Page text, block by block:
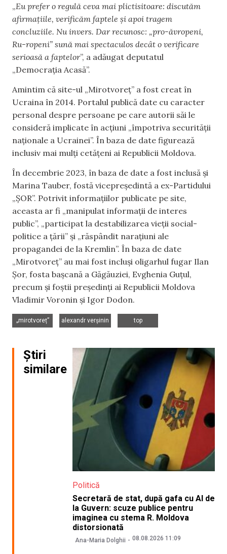
„Eu prefer o regulă ceva mai plictisitoare: discutăm
afirmațiile, verificăm faptele și apoi tragem
concluziile. Nu invers. Dar recunosc: „pro-ăvropeni,
Ru-ropeni” sună mai spectaculos decât o verificare
serioasă a faptelor”, a adăugat deputatul
„Democrația Acasă”.
Amintim că site-ul „Mirotvoreț” a fost creat în
Ucraina în 2014. Portalul publică date cu caracter
personal despre persoane pe care autorii săi le
consideră implicate în acțiuni „împotriva securității
naționale a Ucrainei”. În baza de date figurează
inclusiv mai mulți cetățeni ai Republicii Moldova.
În decembrie 2023, în baza de date a fost inclusă și
Marina Tauber, fostă vicepreședintă a ex-Partidului
„ȘOR”. Potrivit informațiilor publicate pe site,
aceasta ar fi „manipulat informații de interes
public”, „participat la destabilizarea vieții social-
politice a țării” și „răspândit narațiuni ale
propagandei de la Kremlin”. În baza de date
„Mirotvoreț” au mai fost incluși oligarhul fugar Ilan
Șor, fosta bașcană a Găgăuziei, Evghenia Guțul,
precum și foștii președinți ai Republicii Moldova
Vladimir Voronin și Igor Dodon.
„mirotvoreț”
alexandr verșinin
top
Știri
similare
Politică
Secretară de stat, după gafa cu AI de
la Guvern: scuze publice pentru
imaginea cu stema R. Moldova
distorsionată
Ana-Maria Dolghii 08.08.2026 11:09